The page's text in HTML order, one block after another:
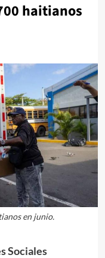
haitianos
en junio.
Sociales